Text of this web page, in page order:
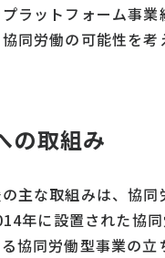
ラットフォーム事
同労働の可能性を考
の取組み
主な取組みは、協
年に設置された協
協同労働型事業の